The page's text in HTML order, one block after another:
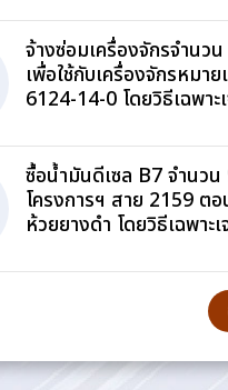
จ้างซ่อมเครื่องจักรจำนว
เพื่อใช้กับเครื่องจักรหมาย
6124-14-0 โดยวิธีเฉพาะ
ซื้อน้ำมันดีเซล B7 จำนว
โครงการฯ สาย 2159 ต
ห้วยยางดำ โดยวิธีเฉพาะเ